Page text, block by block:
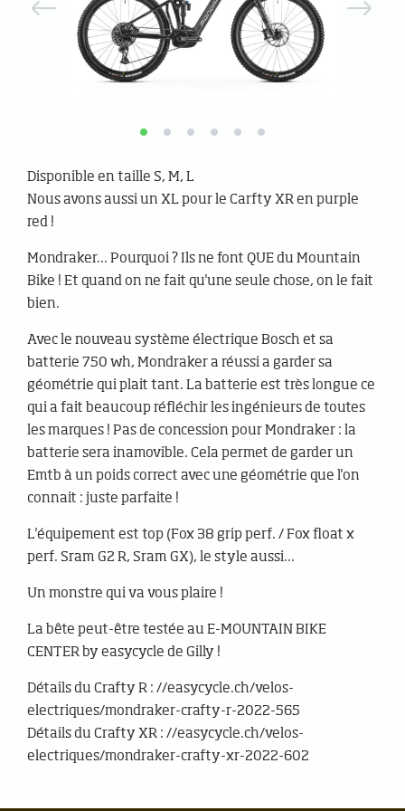
Disponible en taille S, M, L
Nous avons aussi un XL pour le Carfty XR en purple
red !
Mondraker... Pourquoi ? Ils ne font QUE du Mountain
Bike ! Et quand on ne fait qu'une seule chose, on le fait
bien.
Avec le nouveau système électrique Bosch et sa
batterie 750 wh, Mondraker a réussi a garder sa
géométrie qui plait tant. La batterie est très longue ce
qui a fait beaucoup réfléchir les ingénieurs de toutes
les marques ! Pas de concession pour Mondraker : la
batterie sera inamovible. Cela permet de garder un
Emtb à un poids correct avec une géométrie que l'on
connait : juste parfaite !
L'équipement est top (Fox 38 grip perf. / Fox float x
perf. Sram G2 R, Sram GX), le style aussi...
Un monstre qui va vous plaire !
La bête peut-être testée au E-MOUNTAIN BIKE
CENTER by easycycle de Gilly !
Détails du Crafty R : //easycycle.ch/velos-
electriques/mondraker-crafty-r-2022-565
Détails du Crafty XR : //easycycle.ch/velos-
electriques/mondraker-crafty-xr-2022-602